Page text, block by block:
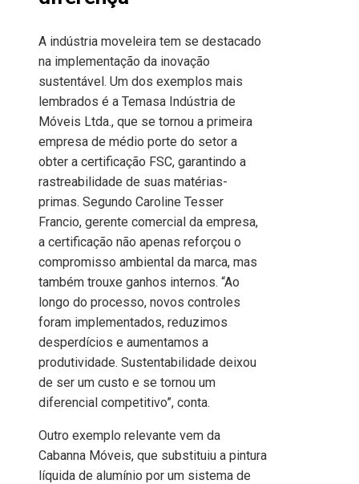
A indústria moveleira tem se destacado
na implementação da inovação
sustentável. Um dos exemplos mais
lembrados é a Temasa Indústria de
Móveis Ltda., que se tornou a primeira
empresa de médio porte do setor a
obter a certificação FSC, garantindo a
rastreabilidade de suas matérias-
primas. Segundo Caroline Tesser
Francio, gerente comercial da empresa,
a certificação não apenas reforçou o
compromisso ambiental da marca, mas
também trouxe ganhos internos. “Ao
longo do processo, novos controles
foram implementados, reduzimos
desperdícios e aumentamos a
produtividade. Sustentabilidade deixou
de ser um custo e se tornou um
diferencial competitivo”, conta.
Outro exemplo relevante vem da
Cabanna Móveis, que substituiu a pintura
líquida de alumínio por um sistema de